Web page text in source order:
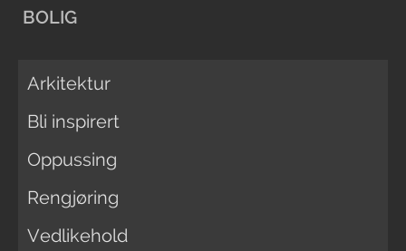
BOLIG
Arkitektur
Bli inspirert
Oppussing
Rengjøring
Vedlikehold